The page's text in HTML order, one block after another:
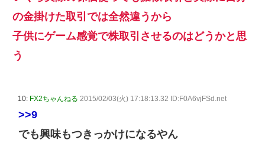
の金掛けた取引では全然違うから
子供にゲーム感覚で株取引させるのはどうかと思
う
10: FX2ちゃんねる 2015/02/03(火) 17:18:13.32 ID:F0A6vjFSd.net
>>9
でも興味もつきっかけになるやん